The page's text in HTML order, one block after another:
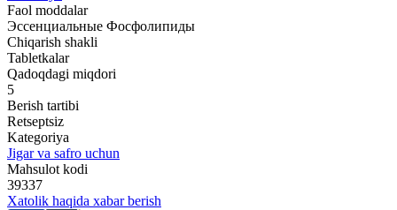
Faol moddalar
Эссенциальные Фосфолипиды
Chiqarish shakli
Tabletkalar
Qadoqdagi miqdori
5
Berish tartibi
Retseptsiz
Kategoriya
Jigar va safro uchun
Mahsulot kodi
39337
Xatolik haqida xabar berish